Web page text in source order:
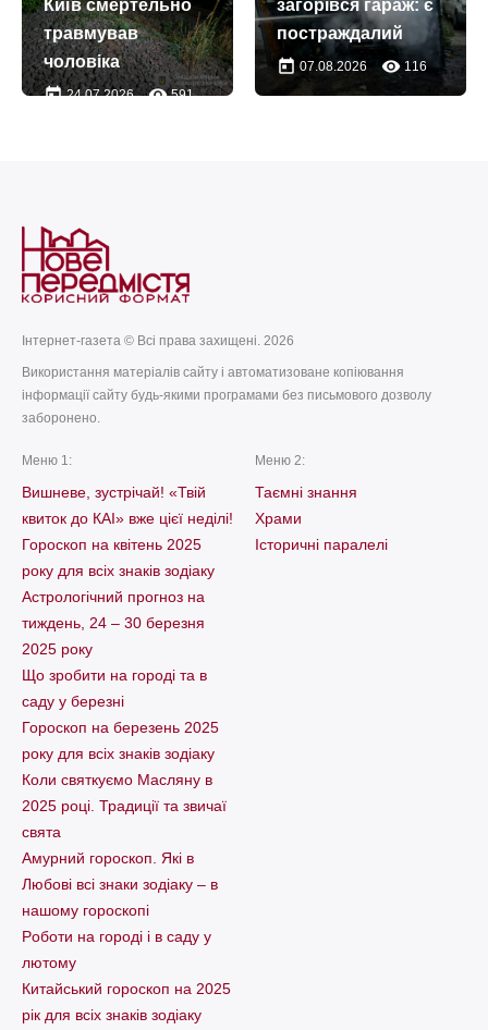
Антонія
Печерського
today 10.07.2026 remove_red_eye 74
Київ смертельно
травмував
чоловіка
today24.07.2026 remove_red_eye591
загорівся гараж: є
постраждалий
today 07.08.2026 remove_red_eye 116
Інтернет-газета © Всі права захищені. 2026
Використання матеріалів сайту і автоматизоване копіювання
інформації сайту будь-якими програмами без письмового дозволу
заборонено.
Меню 1:
Вишневе, зустрічай! «Твій
квиток до КАІ» вже цієї неділі!
Гороскоп на квітень 2025
року для всіх знаків зодіаку
Астрологічний прогноз на
тиждень, 24 – 30 березня
2025 року
Що зробити на городі та в
саду у березні
Гороскоп на березень 2025
року для всіх знаків зодіаку
Коли святкуємо Масляну в
2025 році. Традиції та звичаї
свята
Амурний гороскоп. Які в
Любові всі знаки зодіаку – в
нашому гороскопі
Pоботи на городі і в саду у
лютому
Китайський гороскоп на 2025
рік для всіх знаків зодіаку
Меню 2:
Таємні знання
Храми
Історичні паралелі